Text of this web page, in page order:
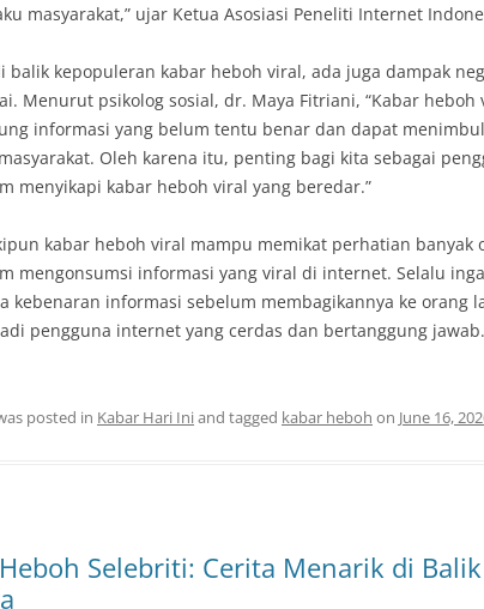
masyarakat,” ujar Ketua Asosiasi Peneliti Internet
balik kepopuleran kabar heboh viral, ada juga dampak
Menurut psikolog sosial, dr. Maya Fitriani, “Kabar heboh
informasi yang belum tentu benar dan dapat
Oleh karena itu, penting bagi kita sebagai
menyikapi kabar heboh viral yang beredar.”
kabar heboh viral mampu memikat perhatian banyak
mengonsumsi informasi yang viral di internet. Selalu
kebenaran informasi sebelum membagikannya ke orang
pengguna internet yang cerdas dan bertanggung jawab.
posted in Kabar Hari Iniand tagged kabar heboh on June 16,
Selebriti: Cerita Menarik di